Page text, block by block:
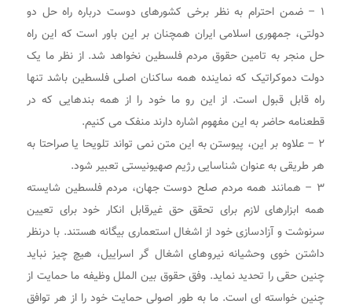
۱ – ضمن احترام به نظر برخی کشورهای دوست درباره راه حل دو
دولتی، جمهوری اسلامی ایران همچنان بر این باور است که این راه
حل منجر به تامین حقوق مردم فلسطین نخواهد شد. از نظر ما یک
دولت دموکراتیک که نماینده همه ساکنان اصلی فلسطین باشد تنها
راه قابل قبول است. از این رو ما خود را از همه بندهایی که در
قطعنامه حاضر به این مفهوم اشاره دارند منفک می کنیم.
۲ – علاوه بر این، پیوستن به این متن نمی تواند تلویحا یا صراحتا به
هر طریقی به عنوان شناسایی رژیم صهیونیستی تعبیر شود.
۳ – همانند همه مردم صلح دوست جهان، مردم فلسطین شایسته
همه ابزارهای لازم برای تحقق حق غیرقابل انکار خود برای تعیین
سرنوشت و آزادسازی خود از اشغال استعماری بیگانه هستند. با درنظر
داشتن خوی وحشیانه نیروهای اشغال گر اسراییل، هیچ چیز نباید
چنین حقی را تحدید نماید. وفق حقوق بین الملل وظیفه ما حمایت از
چنین خواسته ای است. ما به طور اصولی حمایت خود را از هر توافق